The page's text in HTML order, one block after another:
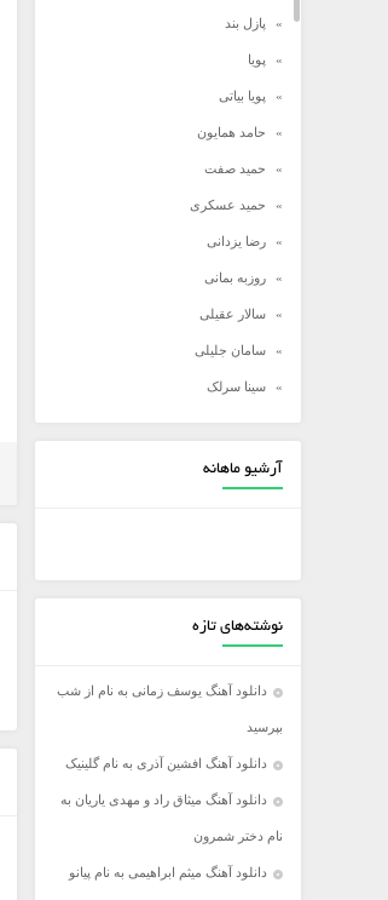
پازل بند
پویا
پویا بیاتی
حامد همایون
حمید صفت
حمید عسکری
رضا یزدانی
روزبه بمانی
سالار عقیلی
سامان جلیلی
سینا سرلک
شادمهر عقیلی
آرشیو ماهانه
نوشته‌های تازه
دانلود آهنگ یوسف زمانی به نام از شب
بپرسید
دانلود آهنگ افشین آذری به نام گلینیک
دانلود آهنگ میثاق راد و مهدی یاریان به
نام دختر شمرون
دانلود آهنگ میثم ابراهیمی به نام پیانو